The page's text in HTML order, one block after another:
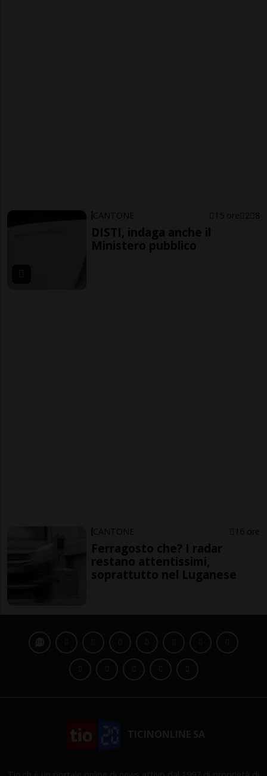
CANTONE 15 ore 2 8
DISTI, indaga anche il
Ministero pubblico
CANTONE 16 ore
Ferragosto che? I radar
restano attentissimi,
soprattutto nel Luganese